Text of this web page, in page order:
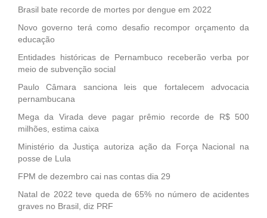
Brasil bate recorde de mortes por dengue em 2022
Novo governo terá como desafio recompor orçamento da
educação
Entidades históricas de Pernambuco receberão verba por
meio de subvenção social
Paulo Câmara sanciona leis que fortalecem advocacia
pernambucana
Mega da Virada deve pagar prêmio recorde de R$ 500
milhões, estima caixa
Ministério da Justiça autoriza ação da Força Nacional na
posse de Lula
FPM de dezembro cai nas contas dia 29
Natal de 2022 teve queda de 65% no número de acidentes
graves no Brasil, diz PRF